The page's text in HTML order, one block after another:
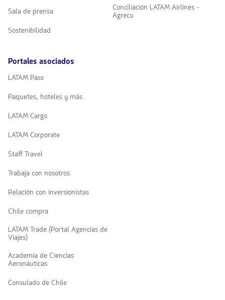
Sala de prensa
Sostenibilidad
Conciliación LATAM Airlines -
Agrecu
Portales asociados
LATAM Pass
Paquetes, hoteles y más
LATAM Cargo
LATAM Corporate
Staff Travel
Trabaja con nosotros
Relación con inversionistas
Chile compra
LATAM Trade (Portal Agencias de
Viajes)
Academia de Ciencias
Aeronáuticas
Consulado de Chile